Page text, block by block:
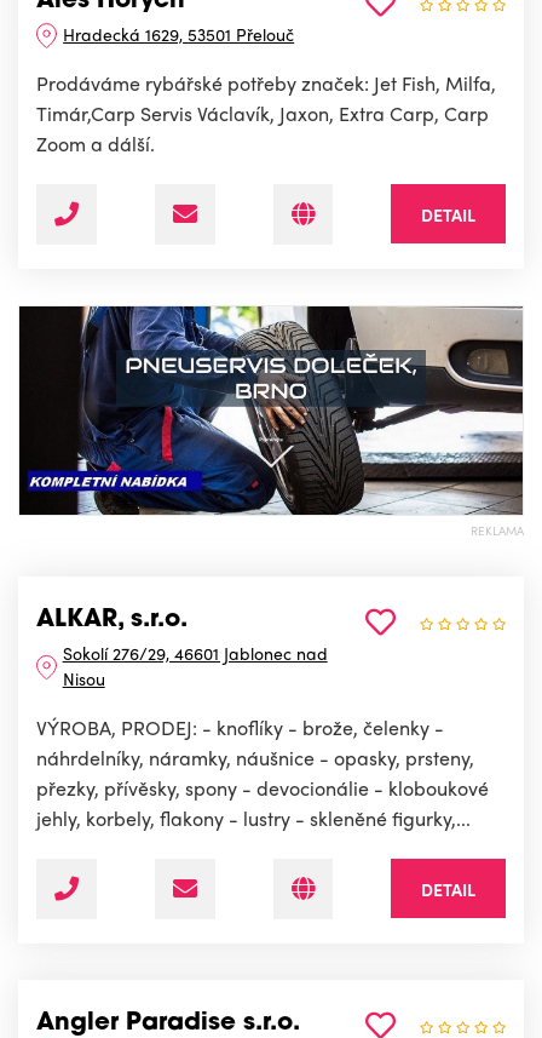
Hradecká 1629, 53501 Přelouč
Prodáváme rybářské potřeby značek: Jet Fish, Milfa,
Timár,Carp Servis Václavík, Jaxon, Extra Carp, Carp
Zoom a dálší.
DETAIL
REKLAMA
ALKAR, s.r.o.
Sokolí 276/29, 46601 Jablonec nad
Nisou
VÝROBA, PRODEJ: - knoflíky - brože, čelenky -
náhrdelníky, náramky, náušnice - opasky, prsteny,
přezky, přívěsky, spony - devocionálie - kloboukové
jehly, korbely, flakony - lustry - skleněné figurky,...
DETAIL
Angler Paradise s.r.o.